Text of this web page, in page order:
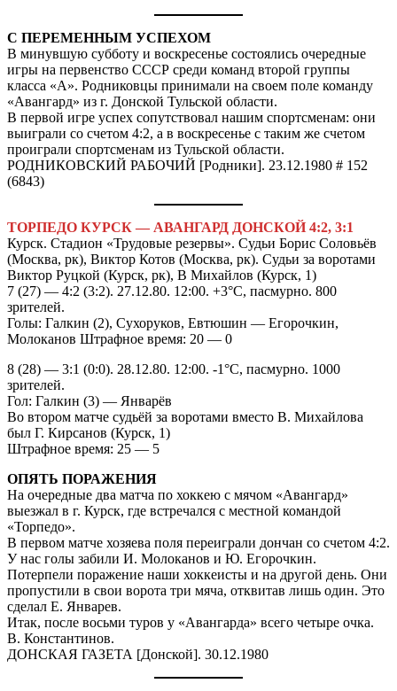
С ПЕРЕМЕННЫМ УСПЕХОМ
В минувшую субботу и воскресенье состоялись очередные
игры на первенство СССР среди команд второй группы
класса «А». Родниковцы принимали на своем поле команду
«Авангард» из г. Донской Тульской области.
В первой игре успех сопутствовал нашим спортсменам: они
выиграли со счетом 4:2, а в воскресенье с таким же счетом
проиграли спортсменам из Тульской области.
РОДНИКОВСКИЙ РАБОЧИЙ [Родники]. 23.12.1980 # 152
(6843)
ТОРПЕДО КУРСК — АВАНГАРД ДОНСКОЙ 4:2, 3:1
Курск. Стадион «Трудовые резервы». Судьи Борис Соловьёв
(Москва, рк), Виктор Котов (Москва, рк). Судьи за воротами
Виктор Руцкой (Курск, рк), В Михайлов (Курск, 1)
7 (27) — 4:2 (3:2). 27.12.80. 12:00. +3°С, пасмурно. 800
зрителей.
Голы: Галкин (2), Сухоруков, Евтюшин — Егорочкин,
Молоканов Штрафное время: 20 — 0
8 (28) — 3:1 (0:0). 28.12.80. 12:00. -1°С, пасмурно. 1000
зрителей.
Гол: Галкин (3) — Январёв
Во втором матче судьёй за воротами вместо В. Михайлова
был Г. Кирсанов (Курск, 1)
Штрафное время: 25 — 5
ОПЯТЬ ПОРАЖЕНИЯ
На очередные два матча по хоккею с мячом «Авангард»
выезжал в г. Курск, где встречался с местной командой
«Торпедо».
В первом матче хозяева поля переиграли дончан со счетом 4:2.
У нас голы забили И. Молоканов и Ю. Егорочкин.
Потерпели поражение наши хоккеисты и на другой день. Они
пропустили в свои ворота три мяча, отквитав лишь один. Это
сделал Е. Январев.
Итак, после восьми туров у «Авангарда» всего четыре очка.
В. Константинов.
ДОНСКАЯ ГАЗЕТА [Донской]. 30.12.1980